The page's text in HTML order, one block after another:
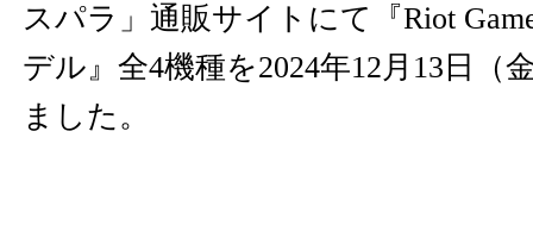
スパラ」通販サイトにて『Riot
デル』全4機種を2024年12月13日（
ました。